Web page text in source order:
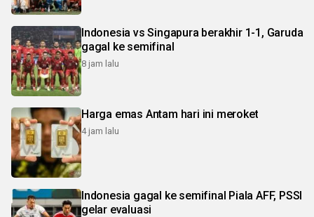
Indonesia vs Singapura berakhir 1-1, Garuda
gagal ke semifinal
8 jam lalu
Harga emas Antam hari ini meroket
4 jam lalu
Indonesia gagal ke semifinal Piala AFF, PSSI
gelar evaluasi